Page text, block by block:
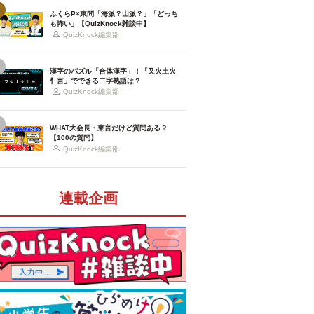
ふくらP×東問「海派？山派？」「どっち
も怖い」【QuizKnock雑談中】
QuizKnock編集部
漢字のパズル「合体漢字」！「又火土火
忄言」でできる二字熟語は？
QuizKnock編集部
WHAT大会長・東言だけど質問ある？
【100の質問】
QuizKnock編集部
連載企画